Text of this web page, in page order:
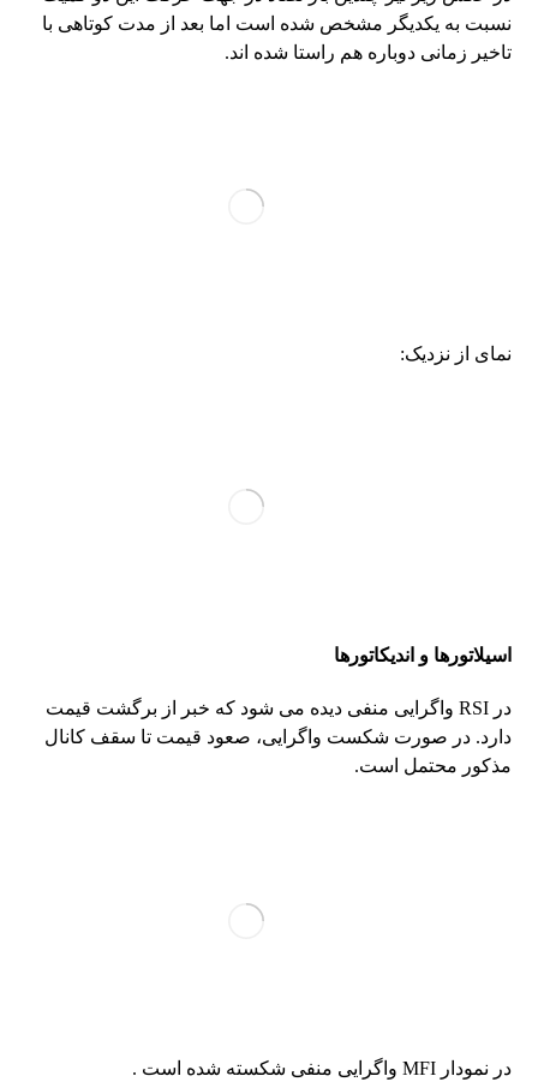
نسبت به یکدیگر مشخص شده است اما بعد از مدت کوتاهی با
تاخیر زمانی دوباره هم راستا شده اند.
نمای از نزدیک:
اسیلاتورها و اندیکاتورها
در RSI واگرایی منفی دیده می شود که خبر از برگشت قیمت
دارد. در صورت شکست واگرایی، صعود قیمت تا سقف کانال
مذکور محتمل است.
در نمودار MFI واگرایی منفی شکسته شده است .